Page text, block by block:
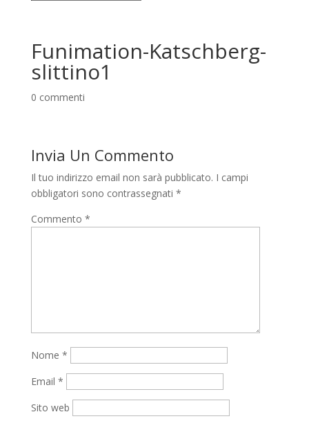
Funimation-Katschberg-
slittino1
0 commenti
Invia Un Commento
Il tuo indirizzo email non sarà pubblicato. I campi
obbligatori sono contrassegnati *
Commento *
Nome *
Email *
Sito web